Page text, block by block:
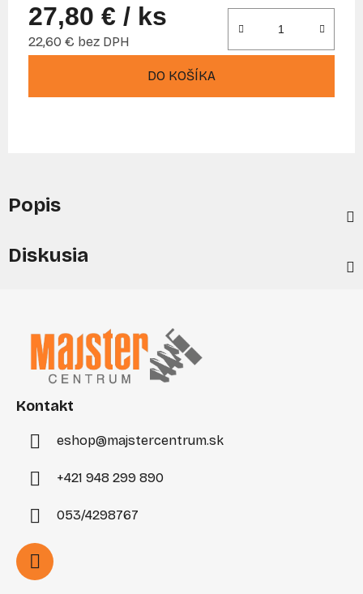
27,80 € / ks
22,60 € bez DPH
DO KOŠÍKA
Popis
Diskusia
Kontakt
eshop@majstercentrum.sk
+421 948 299 890
053/4298767